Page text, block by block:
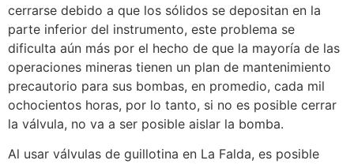
cerrarse debido a que los sólidos se depositan en la
parte inferior del instrumento, este problema se
dificulta aún más por el hecho de que la mayoría de las
operaciones mineras tienen un plan de mantenimiento
precautorio para sus bombas, en promedio, cada mil
ochocientos horas, por lo tanto, si no es posible cerrar
la válvula, no va a ser posible aislar la bomba.
Al usar válvulas de guillotina en La Falda, es posible